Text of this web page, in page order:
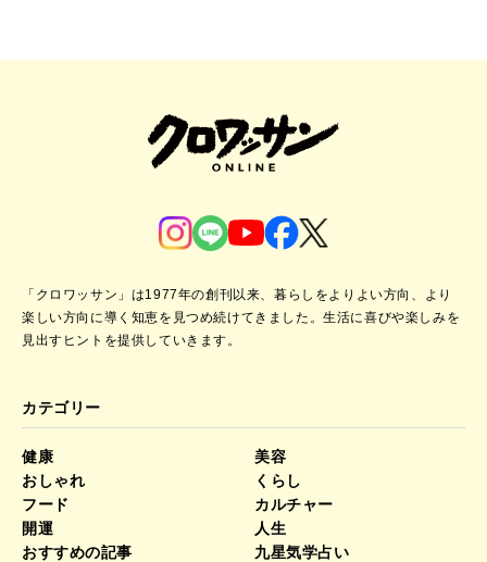
「クロワッサン」は1977年の創刊以来、暮らしをよりよい方向、より
楽しい方向に導く知恵を見つめ続けてきました。生活に喜びや楽しみを
見出すヒントを提供していきます。
カテゴリー
健康
美容
おしゃれ
くらし
フード
カルチャー
開運
人生
おすすめの記事
九星気学占い